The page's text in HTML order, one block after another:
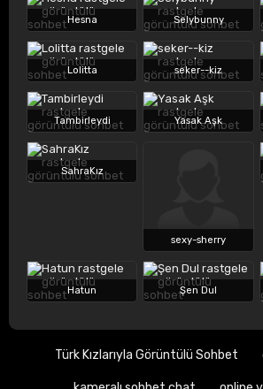
Hesna Selybunny
Lolitta seker--kiz
Tambirleydi Yasak Aşk
SahraKız
sexy-sherry
Hatun Şen Dul
Türk Kızlarıyla Görüntülü Sohbet